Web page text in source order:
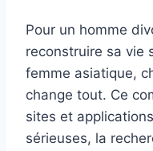
Pour un homme
reconstruire sa vie
femme asiatique,
change tout. Ce
sites et
sérieuses, la